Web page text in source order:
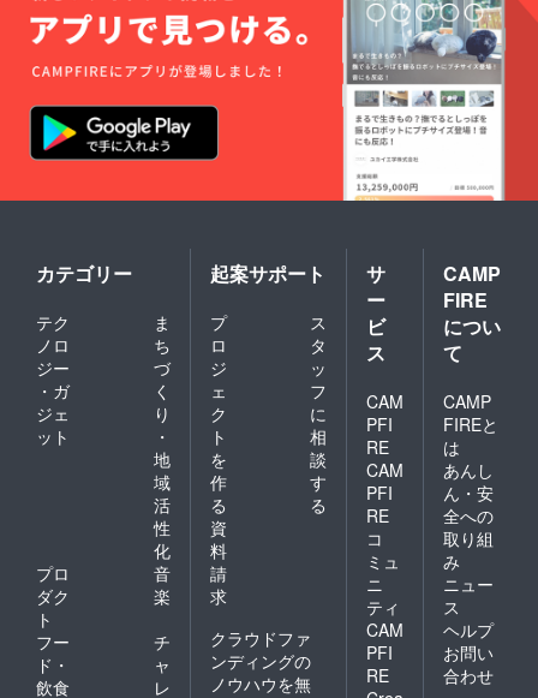
カテゴリー
テク
ノロ
ジー
・ガ
ジェ
ット
ま
ち
づ
く
り
・
地
域
活
性
化
プロ
ダク
ト
音
楽
フー
ド・
飲食
チ
ャ
レ
起案サポート
プ
ロ
ジ
ェ
ク
ト
を
作
る
ス
タ
ッ
フ
に
相
談
す
る
資
料
請
求
クラウドファ
ンディングの
ノウハウを無
サ
ー
ビ
ス
CAM
PFI
RE
CAM
PFI
RE
コ
ミュ
ニ
ティ
CAM
PFI
RE
CAMP
FIRE
につい
て
CAMP
FIREと
は
あんし
ん・安
全への
取り組
み
ニュー
ス
ヘルプ
お問い
合わせ